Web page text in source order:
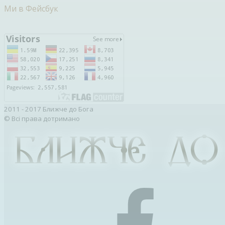
Ми в Фейсбук
2011 - 2017 Ближче до Бога
© Всі права дотримано